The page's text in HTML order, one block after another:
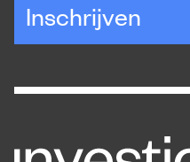
Inschrijven